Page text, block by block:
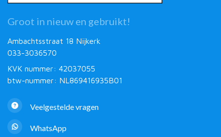
Groot in nieuw en gebruikt!
Ambachtsstraat 18 Nijkerk
033-3036570
KVK nummer: 42037055
btw-nummer: NL869416935B01
Veelgestelde vragen
WhatsApp